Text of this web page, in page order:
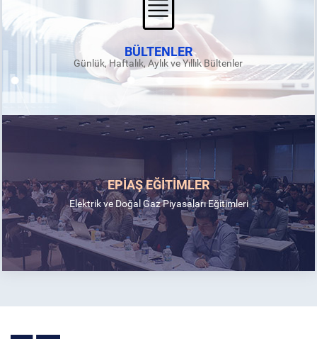
BÜLTENLER
Günlük, Haftalık, Aylık ve Yıllık Bültenler
EPİAŞ EĞİTİMLER
Elektrik ve Doğal Gaz Piyasaları Eğitimleri